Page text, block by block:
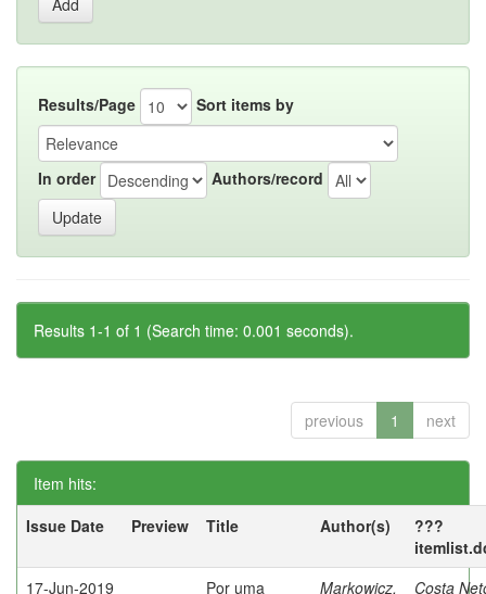
Results/Page Sort items by
In order Authors/record
Results 1-1 of 1 (Search time: 0.001 seconds).
previous 1 next
Item hits:
Issue Date
Preview Title Author(s)
???
17-Jun-2019
Por uma Markowicz, Costa